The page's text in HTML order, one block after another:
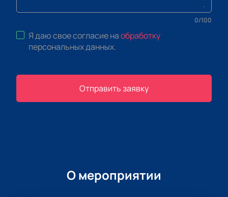
0/100
Я даю свое согласие наобработку
персональных данных.
Отправить заявку
О мероприятии